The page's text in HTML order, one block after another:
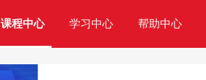
课程中心 学习中心 帮助中心